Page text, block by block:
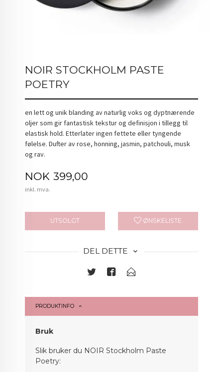
NOIR STOCKHOLM PASTE
POETRY
en lett og unik blanding av naturlig voks og dyptnærende
oljer som gir fantastisk tekstur og definisjon i tillegg til
elastisk hold. Etterlater ingen fettete eller tyngende
følelse. Dufter av rose, honning, jasmin, patchouli, musk
og rav.
Pris
NOK 399,00
inkl. mva.
UTSOLGT ØNSKELISTE
DEL DETTE
PRODUKTINFO
Bruk
Slik bruker du NOIR Stockholm Paste
Poetry: